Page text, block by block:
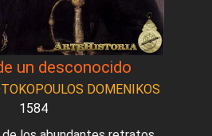
un desconocido
DOMENIKOS
1584